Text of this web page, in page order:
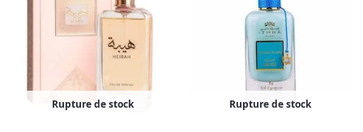
Rupture de stock Rupture de stock